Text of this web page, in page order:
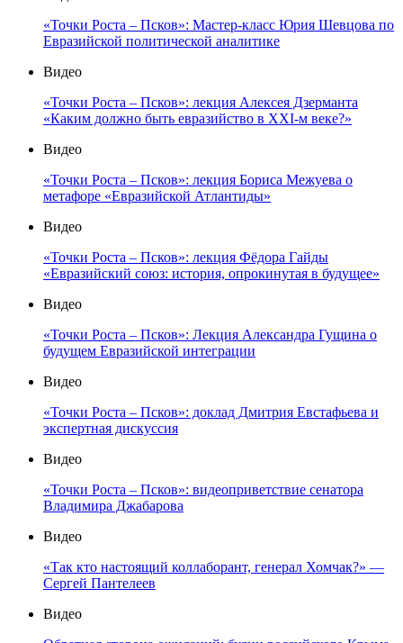
«Точки Роста – Псков»: Мастер-класс Юрия Шевцова по
Евразийской политической аналитике
Видео
«Точки Роста – Псков»: лекция Алексея Дзерманта
«Каким должно быть евразийство в XXI-м веке?»
Видео
«Точки Роста – Псков»: лекция Бориса Межуева о
метафоре «Евразийской Атлантиды»
Видео
«Точки Роста – Псков»: лекция Фёдора Гайды
«Евразийский союз: история, опрокинутая в будущее»
Видео
«Точки Роста – Псков»: Лекция Александра Гущина о
будущем Евразийской интеграции
Видео
«Точки Роста – Псков»: доклад Дмитрия Евстафьева и
экспертная дискуссия
Видео
«Точки Роста – Псков»: видеоприветствие сенатора
Владимира Джабарова
Видео
«Так кто настоящий коллаборант, генерал Хомчак?» —
Сергей Пантелеев
Видео